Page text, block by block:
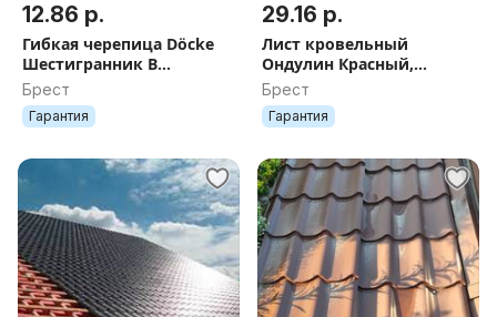
12.86 р.
Гибкая черепица Döcke
Шестигранник В
НАЛИЧИИ в Бресте
Брест
Гарантия
29.16 р.
Лист кровельный
Ондулин Красный,
Коричневый - В
НАЛИЧИИ
Брест
Гарантия